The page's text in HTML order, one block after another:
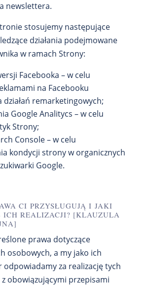
newslettera.
stosujemy następujące
działania podejmowane
w ramach Strony:
Facebooka – w celu
na Facebooku
działań remarketingowych;
Google Analitycs – w celu
Strony;
Console – w celu
kondycji strony w organicznych
Google.
CI PRZYSŁUGUJĄ I JAKI
ICH REALIZACJI? [KLAUZULA
prawa dotyczące
osobowych, a my jako ich
za realizację tych
obowiązującymi przepisami